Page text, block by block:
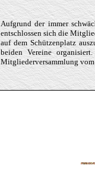
Aufgrund der immer
entschlossen sich die
auf dem Schützenplatz
beiden Vereine
Mitgliederversammlung